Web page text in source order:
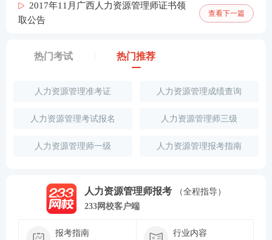
2017年11月广西人力资源管理师证书领
取公告
查看下一篇
热门考试 热门推荐
人力资源管理准考证 人力资源管理成绩查询
人力资源管理考试报名 人力资源管理师三级
人力资源管理师一级 人力资源管理报考指南
人力资源管理师报考
（全程指导）
233网校客户端
报考指南 行业内容